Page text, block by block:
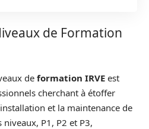
de Formation
de formation IRVE est
cherchant à étoffer
et la maintenance de
niveaux, P1, P2 et P3,